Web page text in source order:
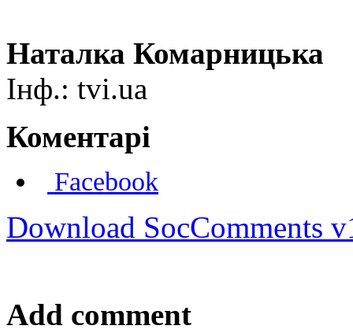
Наталка Комарницька
Інф.: tvi.ua
Коментарі
Facebook
Download SocComments
Add comment